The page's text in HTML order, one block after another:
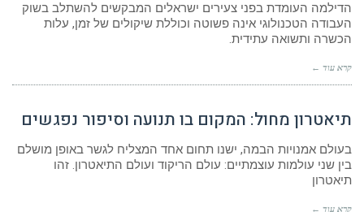
הדילמה העומדת בפני צעירים ישראלים המבקשים להשתלב בשוק
העבודה הטכנולוגי אינה פשוטה וכוללת שיקולים של זמן, עלות
הכשרה ותשואה עתידית.
קרא עוד ←
תיאטרון מחול: המקום בו תנועה וסיפור נפגשים
בעולם אמנויות הבמה, ישנו תחום אחד המצליח לגשר באופן מושלם
בין שני עולמות עוצמתיים: עולם הריקוד ועולם התיאטרון. זהו
תיאטרון
קרא עוד ←